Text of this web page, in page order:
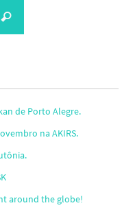
Search
de Porto Alegre.
na AKIRS.
around the globe!